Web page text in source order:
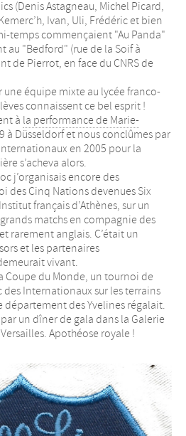
(Denis Astagneau, Michel Picard,
Ivan, Uli, Frédéric et bien
temps commençaient "Au Panda"
au "Bedford" (rue de la Soif à
de Pierrot, en face du CNRS de
une équipe mixte au lycée franco-
connaissent ce bel esprit !
à la performance de Marie-
à Düsseldorf et nous conclûmes par
en 2005 pour la
s’acheva alors.
j’organisais encore des
des Cinq Nations devenues Six
français d’Athènes, sur un
matchs en compagnie des
rarement anglais. C’était un
et les partenaires
vivant.
Coupe du Monde, un tournoi de
des Internationaux sur les terrains
département des Yvelines régalait.
un dîner de gala dans la Galerie
Apothéose royale !